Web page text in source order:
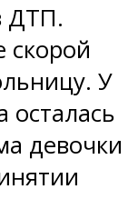
ДТП.
скорой
У
осталась
девочки